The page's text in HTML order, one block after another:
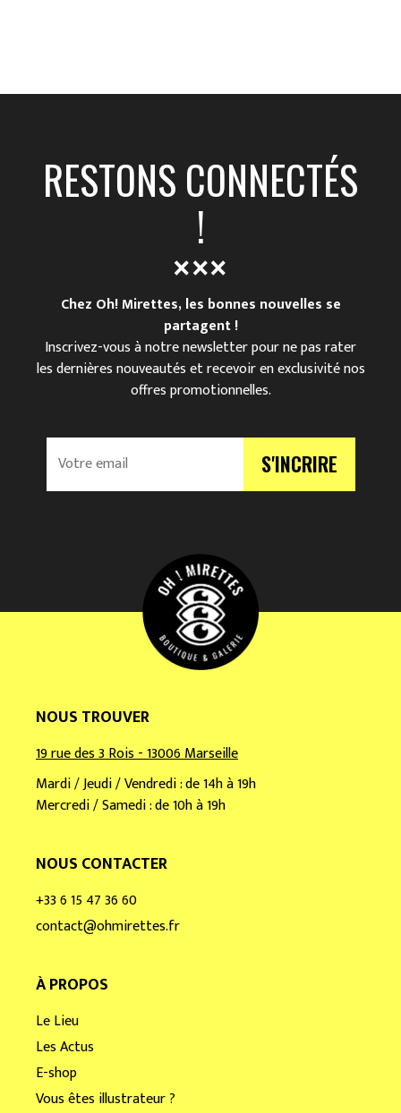
RESTONS CONNECTÉS
!
Chez Oh! Mirettes, les bonnes nouvelles se
partagent !
Inscrivez-vous à notre newsletter pour ne pas rater
les dernières nouveautés et recevoir en exclusivité nos
offres promotionnelles.
V
r
l
S'INCRIRE
NOUS TROUVER
19 rue des 3 Rois - 13006 Marseille
Mardi / Jeudi / Vendredi : de 14h à 19h
Mercredi / Samedi : de 10h à 19h
NOUS CONTACTER
+33 6 15 47 36 60
contact@ohmirettes.fr
À PROPOS
Le Lieu
Les Actus
E-shop
Vous êtes illustrateur ?